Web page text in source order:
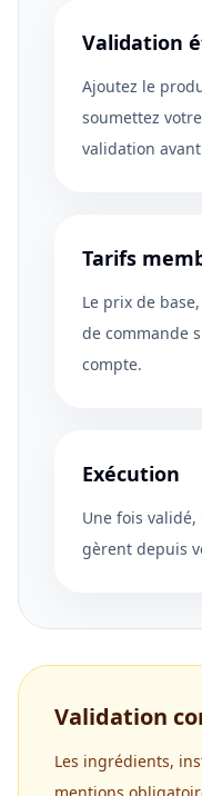
Validation
Ajoutez le
soumettez
validation
Tarifs
Le prix de
de commande
compte.
Exécution
Une fois
gèrent depuis
Validation
Les ingrédients,